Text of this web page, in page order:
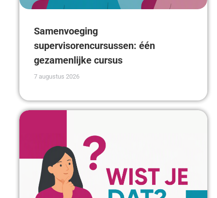
Samenvoeging
supervisorencursussen: één
gezamenlijke cursus
7 augustus 2026